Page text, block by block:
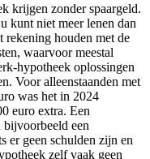
krijgen zonder spaargeld.
kunt niet meer lenen dan
rekening houden met de
waarvoor meestal
hypotheek oplossingen
Voor alleenstaanden met
was het in 2024
euro extra. Een
bijvoorbeeld een
er geen schulden zijn en
zelf vaak geen